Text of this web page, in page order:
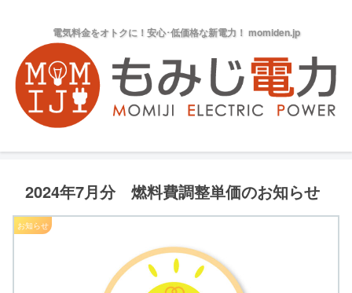
電気料金をオトクに！安心･低価格な新電力！ momiden.jp
2024年7月分 燃料費調整単価のお知らせ
お知らせ